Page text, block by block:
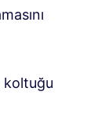
koltuğu